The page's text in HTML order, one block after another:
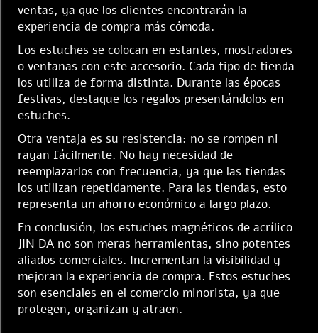
ventas, ya que los clientes encontrarán la
experiencia de compra más cómoda.
Los estuches se colocan en estantes, mostradores
o ventanas con este accesorio. Cada tipo de tienda
los utiliza de forma distinta. Durante las épocas
festivas, destaque los regalos presentándolos en
estuches.
Otra ventaja es su resistencia: no se rompen ni
rayan fácilmente. No hay necesidad de
reemplazarlos con frecuencia, ya que las tiendas
los utilizan repetidamente. Para las tiendas, esto
representa un ahorro económico a largo plazo.
En conclusión, los estuches magnéticos de acrílico
JIN DA no son meras herramientas, sino potentes
aliados comerciales. Incrementan la visibilidad y
mejoran la experiencia de compra. Estos estuches
son esenciales en el comercio minorista, ya que
protegen, organizan y atraen.